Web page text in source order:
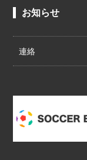
お知らせ
連絡